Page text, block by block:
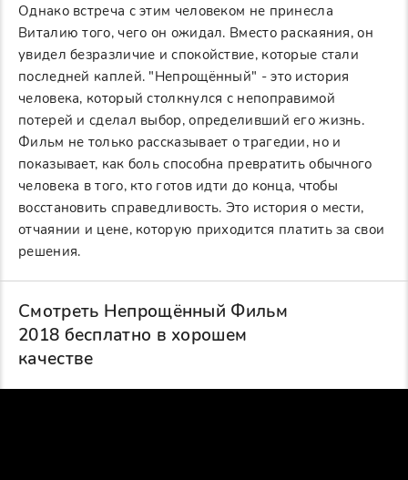
Однако встреча с этим человеком не принесла
Виталию того, чего он ожидал. Вместо раскаяния, он
увидел безразличие и спокойствие, которые стали
последней каплей. "Непрощённый" - это история
человека, который столкнулся с непоправимой
потерей и сделал выбор, определивший его жизнь.
Фильм не только рассказывает о трагедии, но и
показывает, как боль способна превратить обычного
человека в того, кто готов идти до конца, чтобы
восстановить справедливость. Это история о мести,
отчаянии и цене, которую приходится платить за свои
решения.
Смотреть Непрощённый Фильм
2018 бесплатно в хорошем
качестве